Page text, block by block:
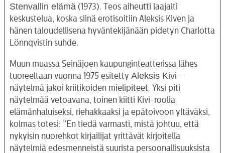
Stenvallin elämä (1973). Teos aiheutti laajalti
keskustelua, koska siinä erotisoitiin Aleksis Kiven ja
hänen taloudellisena hyväntekijänään pidetyn Charlotta
Lönnqvistin suhde.
Muun muassa Seinäjoen kaupunginteatterissa lähes
tuoreeltaan vuonna 1975 esitetty Aleksis Kivi -
näytelmä jakoi kriitikoiden mielipiteet. Yksi piti
näytelmää vetoavana, toinen kiitti Kivi-roolia
elämänhaluiseksi, riehakkaaksi ja epätoivoon yltäväksi,
kolmas totesi: ”En tiedä varmasti, mistä johtuu, että
nykyisin nuorehkot kirjailijat yrittävät kirjoitella
näytelmiä edesmenneistä suurista persoonallisuuksista